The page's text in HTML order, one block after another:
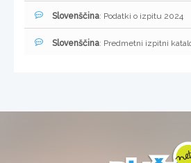
Slovenščina: Podatki o izpitu 2024
Slovenščina: Predmetni izpitni